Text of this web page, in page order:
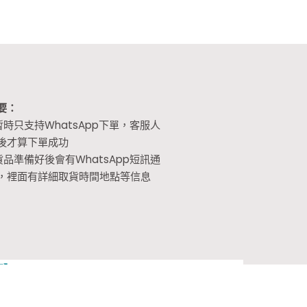
：
時只支持WhatsApp下單，客服人
才算下單成功
品準備好後會有WhatsApp短訊通
裡面有詳細取貨時間地點等信息